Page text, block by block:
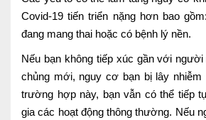
Gói quản lý mạn tính
Bác sĩ online - Tư vấn từ xa
Covid-19 tiến triển nặng hơn bao
đang mang thai hoặc có bệnh lý nền.
Nếu bạn không tiếp xúc gần với
chủng mới, nguy cơ bạn bị lây nhiễm
trường hợp này, bạn vẫn có thể tiếp
gia các hoạt động thông thường. Nếu